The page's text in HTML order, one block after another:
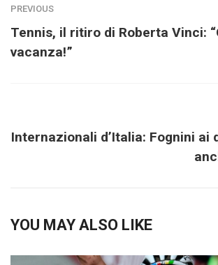
PREVIOUS
Tennis, il ritiro di Roberta Vinci:
vacanza!”
Internazionali d’Italia: Fognini ai
YOU MAY ALSO LIKE